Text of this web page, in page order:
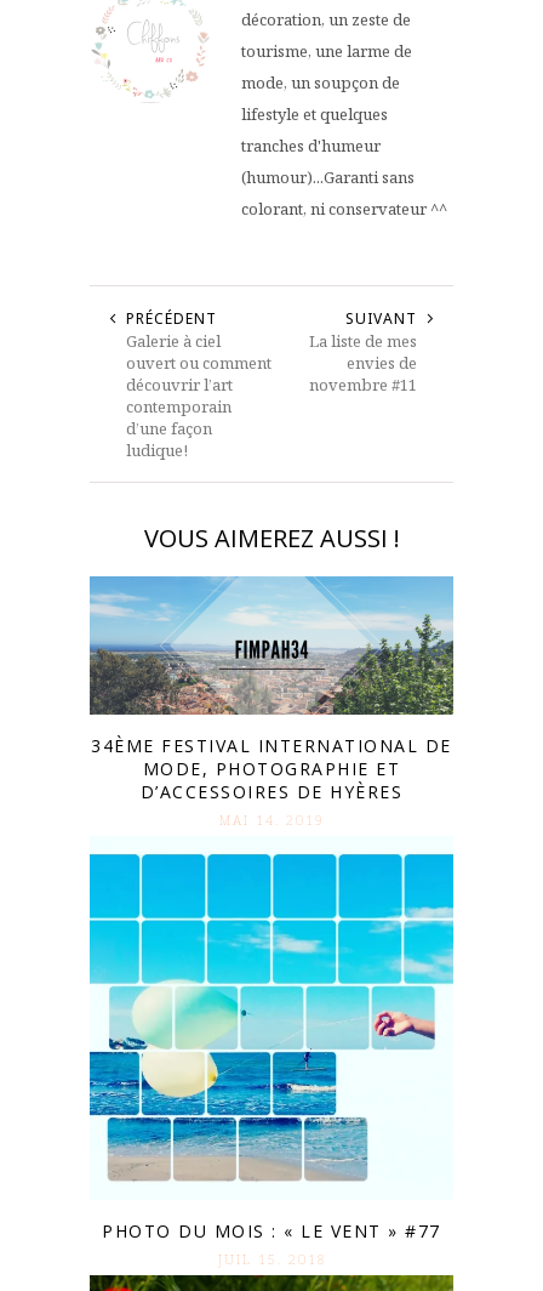
décoration, un zeste de
tourisme, une larme de
mode, un soupçon de
lifestyle et quelques
tranches d'humeur
(humour)...Garanti sans
colorant, ni conservateur ^^
PRÉCÉDENT
Galerie à ciel
ouvert ou comment
découvrir l’art
contemporain
d’une façon
ludique!
SUIVANT
La liste de mes
envies de
novembre #11
VOUS AIMEREZ AUSSI !
34ÈME FESTIVAL INTERNATIONAL DE
MODE, PHOTOGRAPHIE ET
D’ACCESSOIRES DE HYÈRES
MAI 14. 2019
PHOTO DU MOIS : « LE VENT » #77
JUIL 15. 2018